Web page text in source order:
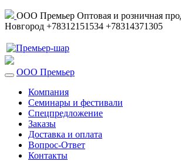
ООО Премьер Оптовая и розничная
Новгород +78312151534 +78314371305
ООО Премьер
Компания
Семинары и фестивали
Спецпредложение
Заказы
Доставка и оплата
Вопрос-Ответ
Контакты